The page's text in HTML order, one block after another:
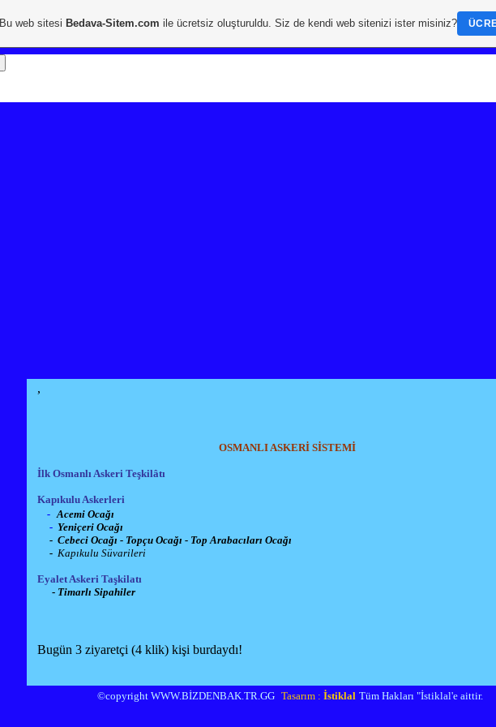
,
OSMANLI ASKERİ SİSTEMİ
İlk Osmanlı Askeri Teşkilâtı
Kapıkulu Askerleri
- Acemi Ocağı
- Yeniçeri Ocağı
- Cebeci Ocağı - Topçu Ocağı - Top Arabacıları Ocağı
- Kapıkulu Süvarileri
Eyalet Askeri Taşkilatı
- Timarlı Sipahiler
Bugün 3 ziyaretçi (4 klik) kişi burdaydı!
©copyright WWW.BİZDENBAK.TR.GG Tasarım : İstiklal Tüm Hakları "İstiklal'e aittir.
Bu web sitesi Bedava-Sitem.com ile ücretsiz oluşturuldu. Siz de kendi web sitenizi ister misiniz?